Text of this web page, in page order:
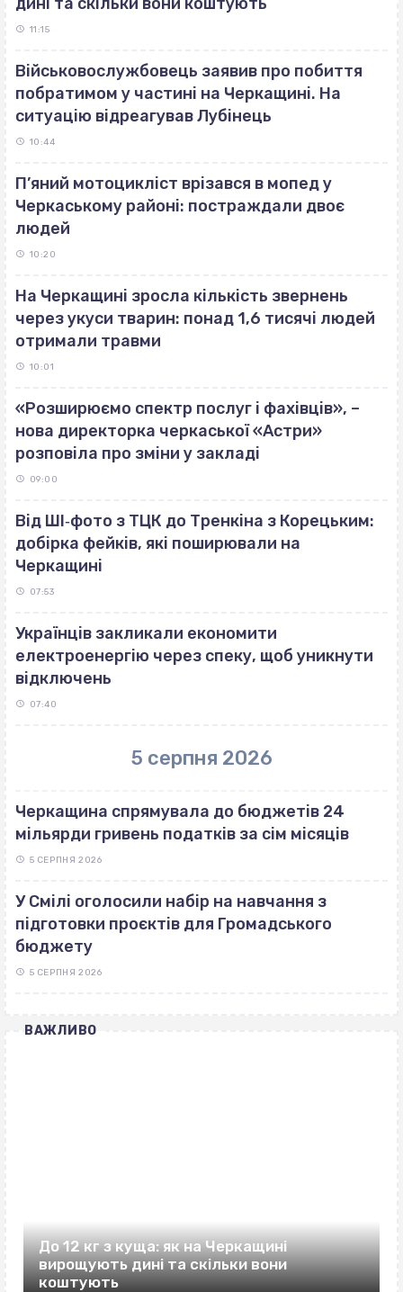
11:15
Військовослужбовець заявив про побиття
побратимом у частині на Черкащині. На
ситуацію відреагував Лубінець
10:44
П’яний мотоцикліст врізався в мопед у
Черкаському районі: постраждали двоє
людей
10:20
На Черкащині зросла кількість звернень
через укуси тварин: понад 1,6 тисячі людей
отримали травми
10:01
«Розширюємо спектр послуг і фахівців», –
нова директорка черкаської «Астри»
розповіла про зміни у закладі
09:00
Від ШІ‐фото з ТЦК до Тренкіна з Корецьким:
добірка фейків, які поширювали на
Черкащині
07:53
Українців закликали економити
електроенергію через спеку, щоб уникнути
відключень
07:40
5 серпня 2026
Черкащина спрямувала до бюджетів 24
мільярди гривень податків за сім місяців
5 СЕРПНЯ 2026
У Смілі оголосили набір на навчання з
підготовки проєктів для Громадського
бюджету
5 СЕРПНЯ 2026
ВАЖЛИВО
До 12 кг з куща: як на Черкащині
вирощують дині та скільки вони
коштують